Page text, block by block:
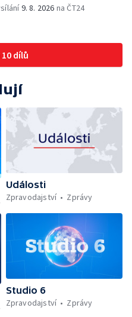
9. 8. 2026 na ČT24
dílů
Události
Zpravodajství
Zprávy
Studio 6
Zpravodajství
Zprávy